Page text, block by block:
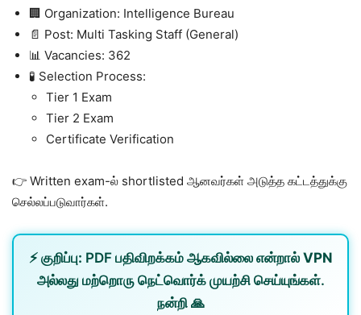
🏢 Organization: Intelligence Bureau
📄 Post: Multi Tasking Staff (General)
📊 Vacancies: 362
🧪 Selection Process:
Tier 1 Exam
Tier 2 Exam
Certificate Verification
👉 Written exam-ல் shortlisted ஆனவர்கள் அடுத்த கட்டத்துக்கு
செல்லப்படுவார்கள்.
⚡ குறிப்பு: PDF பதிவிறக்கம் ஆகவில்லை என்றால் VPN
அல்லது மற்றொரு நெட்வொர்க்முயற்சி செய்யுங்கள்.
நன்றி 🙏